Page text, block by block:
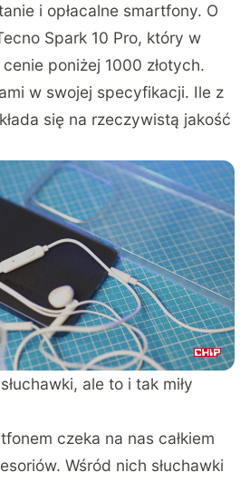
i opłacalne smartfony. O
Spark 10 Pro, który w
poniżej 1000 złotych.
w swojej specyfikacji. Ile z
się na rzeczywistą jakość
ale to i tak miły
czeka na nas całkiem
Wśród nich słuchawki